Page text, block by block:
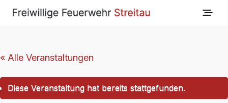
« Alle Veranstaltungen
Diese Veranstaltung hat bereits stattgefunden.